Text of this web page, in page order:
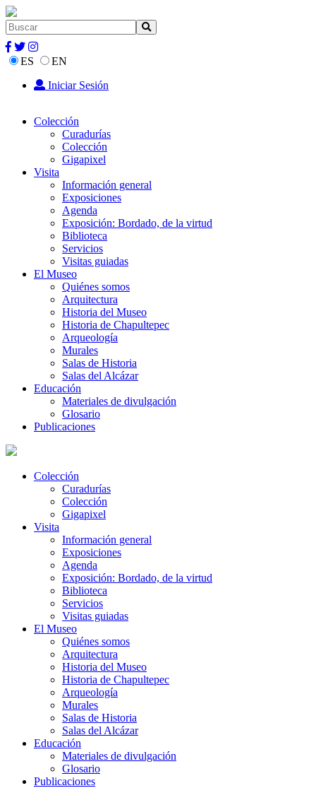
ES
EN
Iniciar Sesión
Colección
Curadurías
Colección
Gigapixel
Visita
Información general
Exposiciones
Agenda
Exposición: Bordado, de la virtud
Biblioteca
Servicios
Visitas guiadas
El Museo
Quiénes somos
Arquitectura
Historia del Museo
Historia de Chapultepec
Arqueología
Murales
Salas de Historia
Salas del Alcázar
Educación
Materiales de divulgación
Glosario
Publicaciones
Colección
Curadurías
Colección
Gigapixel
Visita
Información general
Exposiciones
Agenda
Exposición: Bordado, de la virtud
Biblioteca
Servicios
Visitas guiadas
El Museo
Quiénes somos
Arquitectura
Historia del Museo
Historia de Chapultepec
Arqueología
Murales
Salas de Historia
Salas del Alcázar
Educación
Materiales de divulgación
Glosario
Publicaciones